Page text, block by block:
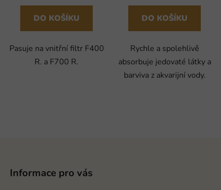
DO KOŠÍKU
Pasuje na vnitřní filtr F400
R. a F700 R.
DO KOŠÍKU
Rychle a spolehlivě
absorbuje jedovaté látky a
barviva z akvarijní vody.
Informace pro vás